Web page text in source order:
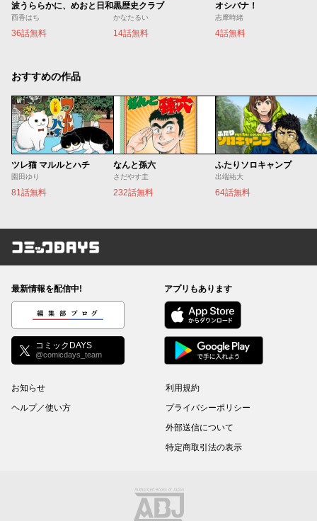
波うららかに、めおと日和
西香はち
36話無料
黒歴史クラブ
かなたるい
14話無料
オシバナ！
志摩時緒
4話無料
おすすめの作品
ツレ猫 マルルとハチ
園田ゆり
81話無料
なんと孫六
さだやす圭
232話無料
ふたりソロキャンプ
出端祐大
64話無料
コミックDAYS
最新情報を配信中!
編集部ブログ
コミックDAYS
@comicdays_team
アプリもあります
お知らせ
ヘルプ／使い方
利用規約
プライバシーポリシー
外部送信について
特定商取引法の表示